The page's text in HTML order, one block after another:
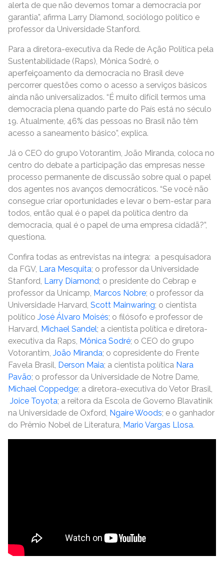
alerta de que não devemos tomar a democracia por
garantia”, afirma Larry Diamond, sociólogo político e
professor da Universidade Stanford.
Para a diretora-executiva da Rede de Ação Política pela
Sustentabilidade (Raps), Mônica Sodré, o
aperfeiçoamento da democracia no Brasil deve
percorrer questões como o acesso a serviços básicos
ainda não universalizados. “É muito difícil termos uma
democracia plena quando parte do País está no século
19. Atualmente, 46% das pessoas no Brasil não têm
acesso a saneamento básico”, explica.
Já o CEO do grupo Votorantim, João Miranda, coloca no
centro do debate a participação das empresas nesse
processo permanente de discussão sobre qual o papel
dos agentes nos avanços democráticos. “Se você não
consegue criar oportunidades e levar o bem-estar para
todos, então qual é o papel da política dentro da
democracia, qual é o papel de uma empresa cidadã?”,
questiona.
Confira todas as entrevistas na íntegra: a pesquisadora
da FGV, Lara Mesquita; o professor da Universidade
Stanford, Larry Diamond; o presidente do Cebrap e
professor da Unicamp, Marcos Nobre; o professor da
Universidade Harvard, Scott Mainwaring; o cientista
político José Álvaro Moisés; o filósofo e professor de
Harvard, Michael Sandel; a cientista política e diretora-
executiva da Raps, Mônica Sodré; o CEO do grupo
Votorantim, João Miranda; o copresidente do Frente
Favela Brasil, Derson Maia; a cientista política Nara
Pavão; o professor da Universidade de Notre Dame,
Michael Coppedge; a diretora-executiva do Vetor Brasil,
Joice Toyota; a reitora da Escola de Governo Blavatinik
na Universidade de Oxford, Ngaire Woods; e o ganhador
do Prêmio Nobel de Literatura, Mario Vargas Llosa.